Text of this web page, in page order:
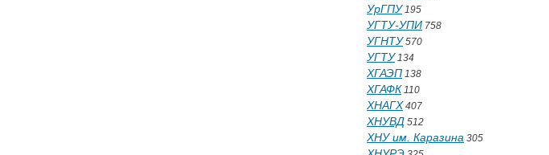
УрГПУ195
УГТУ-УПИ 758
УГНТУ570
УГТУ134
ХГАЭП 138
ХГАФК 110
ХНАГХ 407
ХНУВД 512
ХНУ им. Каразина 305